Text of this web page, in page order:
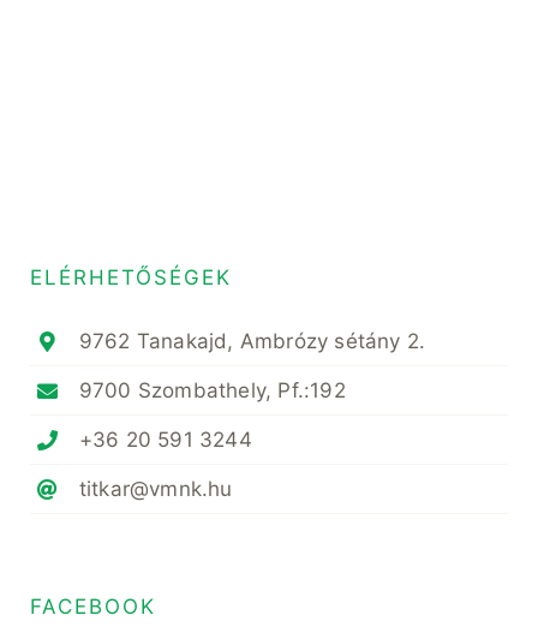
ELÉRHETŐSÉGEK
9762 Tanakajd, Ambrózy sétány 2.
9700 Szombathely, Pf.:192
+36 20 591 3244
titkar@vmnk.hu
FACEBOOK